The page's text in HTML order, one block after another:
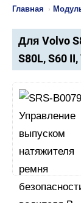
Главная ›
Для Volvo
S80L, S60